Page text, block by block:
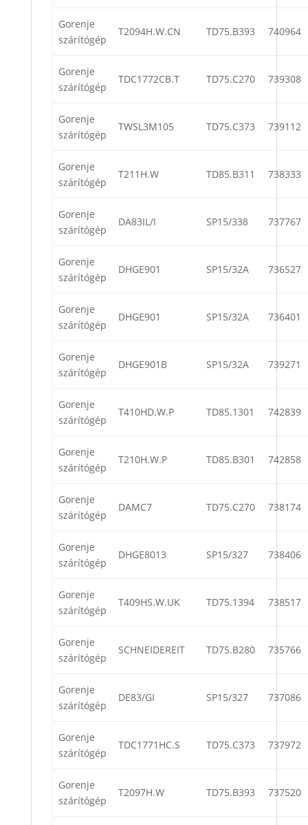
Gorenje
szárítógép
T2094H.W.CN TD75.B393 740964
Gorenje
szárítógép
TDC1772CB.T TD75.C270 739308
Gorenje
szárítógép
TWSL3M105 TD75.C373 739112
Gorenje
szárítógép
T211H.W TD85.B311 738333
Gorenje
szárítógép
DA83IL/I SP15/338 737767
Gorenje
szárítógép
DHGE901 SP15/32A 736527
Gorenje
szárítógép
DHGE901 SP15/32A 736401
Gorenje
szárítógép
DHGE901B SP15/32A 739271
Gorenje
szárítógép
T410HD.W.P TD85.1301 742839
Gorenje
szárítógép
T210H.W.P TD85.B301 742858
Gorenje
szárítógép
DAMC7 TD75.C270 738174
Gorenje
szárítógép
DHGE8013 SP15/327 738406
Gorenje
szárítógép
T409HS.W.UK TD75.1394 738517
Gorenje
szárítógép
SCHNEIDEREIT TD75.B280 735766
Gorenje
szárítógép
DE83/GI SP15/327 737086
Gorenje
szárítógép
TDC1771HC.S TD75.C373 737972
Gorenje
szárítógép
T2097H.W TD75.B393 737520